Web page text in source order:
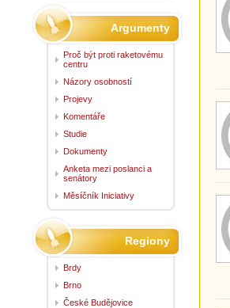
Argumenty
Proč být proti raketovému
centru
Názory osobností
Projevy
Komentáře
Studie
Dokumenty
Anketa mezi poslanci a
senátory
Měsíčník Iniciativy
Regiony
Brdy
Brno
České Budějovice